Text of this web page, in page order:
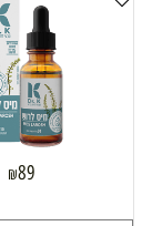
₪89